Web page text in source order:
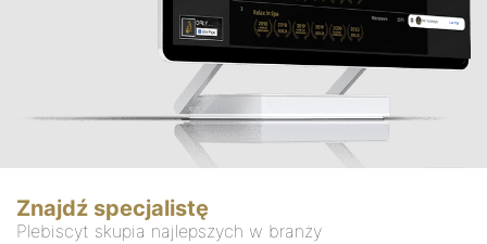
Znajdź specjalistę
Plebiscyt skupia najlepszych w branży